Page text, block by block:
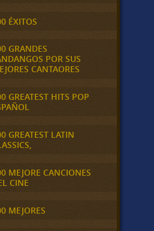
ÉXITOS
GRANDES
POR SUS
CANTAORES
GREATEST HITS POP
GREATEST LATIN
MEJORE CANCIONES
CINE
MEJORES